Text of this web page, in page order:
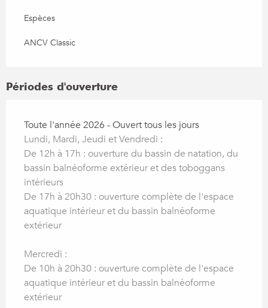
Espèces
ANCV Classic
Périodes d'ouverture
Toute l'année 2026 - Ouvert tous les jours
Lundi, Mardi, Jeudi et Vendredi :
De 12h à 17h : ouverture du bassin de natation, du
bassin balnéoforme extérieur et des toboggans
intérieurs
De 17h à 20h30 : ouverture complète de l'espace
aquatique intérieur et du bassin balnéoforme
extérieur
Mercredi :
De 10h à 20h30 : ouverture complète de l'espace
aquatique intérieur et du bassin balnéoforme
extérieur